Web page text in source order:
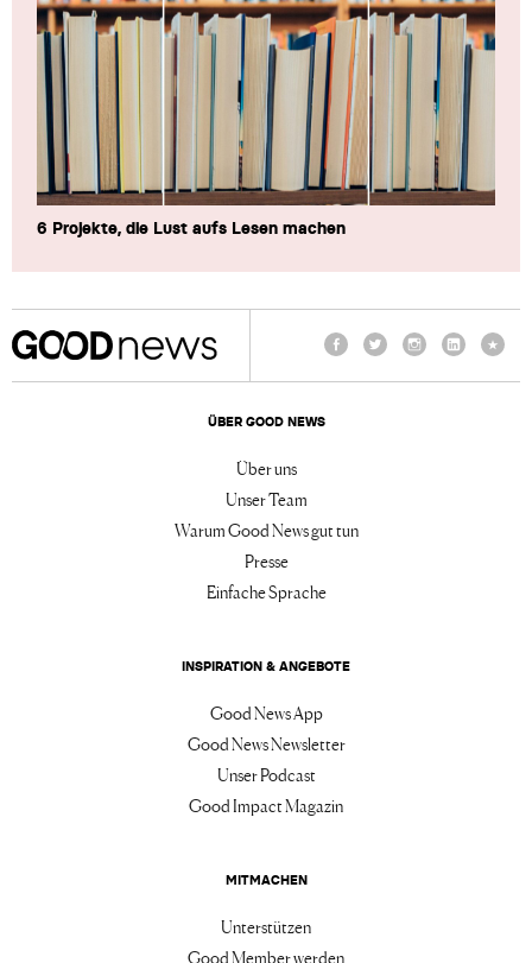
6 Projekte, die Lust aufs Lesen machen
ÜBER GOOD NEWS
Über uns
Unser Team
Warum Good News gut tun
Presse
Einfache Sprache
INSPIRATION & ANGEBOTE
Good News App
Good News Newsletter
Unser Podcast
Good Impact Magazin
MITMACHEN
Unterstützen
Good Member werden